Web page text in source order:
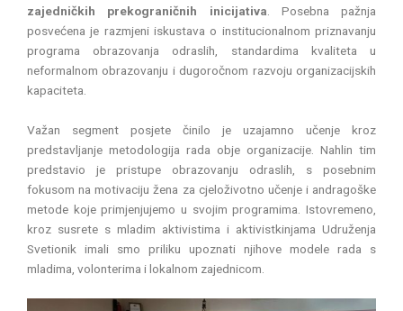
zajedničkih prekograničnih inicijativa. Posebna pažnja
posvećena je razmjeni iskustava o institucionalnom priznavanju
programa obrazovanja odraslih, standardima kvaliteta u
neformalnom obrazovanju i dugoročnom razvoju organizacijskih
kapaciteta.
Važan segment posjete činilo je uzajamno učenje kroz
predstavljanje metodologija rada obje organizacije. Nahlin tim
predstavio je pristupe obrazovanju odraslih, s posebnim
fokusom na motivaciju žena za cjeloživotno učenje i andragoške
metode koje primjenjujemo u svojim programima. Istovremeno,
kroz susrete s mladim aktivistima i aktivistkinjama Udruženja
Svetionik imali smo priliku upoznati njihove modele rada s
mladima, volonterima i lokalnom zajednicom.